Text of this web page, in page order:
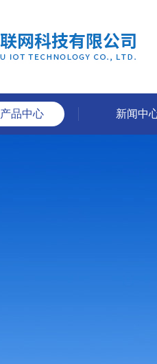
产品中心 新闻中